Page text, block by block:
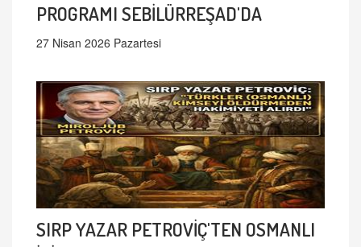
PROGRAMI SEBİLÜRREŞAD'DA
27 Nisan 2026 Pazartesi
SIRP YAZAR PETROVİÇ'TEN OSMANLI